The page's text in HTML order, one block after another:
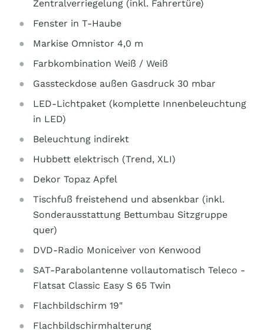
Zentralverriegelung (inkl. Fahrertüre)
Fenster in T-Haube
Markise Omnistor 4,0 m
Farbkombination Weiß / Weiß
Gassteckdose außen Gasdruck 30 mbar
LED-Lichtpaket (komplette Innenbeleuchtung
in LED)
Beleuchtung indirekt
Hubbett elektrisch (Trend, XLI)
Dekor Topaz Apfel
Tischfuß freistehend und absenkbar (inkl.
Sonderausstattung Bettumbau Sitzgruppe
quer)
DVD-Radio Moniceiver von Kenwood
SAT-Parabolantenne vollautomatisch Teleco -
Flatsat Classic Easy S 65 Twin
Flachbildschirm 19"
Flachbildschirmhalterung